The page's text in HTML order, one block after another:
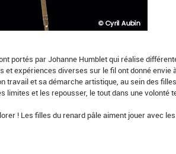
portés par Johanne Humblet qui réalise
et expériences diverses sur le fil ont donné envie
travail et sa démarche artistique, au sein des
limites et les repousser, le tout dans une volonté
! Les filles du renard pâle aiment jouer avec